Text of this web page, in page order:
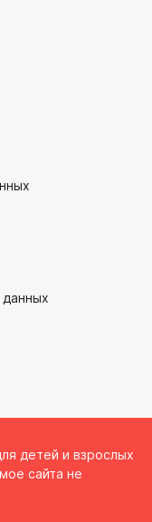
детей и взрослых
сайта не